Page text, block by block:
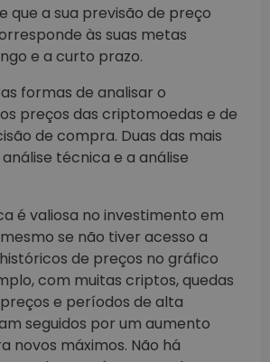
que a sua previsão de preço
às suas metas
e a curto prazo.
formas de analisar o
preços das criptomoedas e de
de compra. Duas das mais
técnica e a análise
é valiosa no investimento em
se não tiver acesso a
de preços no gráfico
com muitas criptos, quedas
e períodos de alta
seguidos por um aumento
novos máximos. Não há